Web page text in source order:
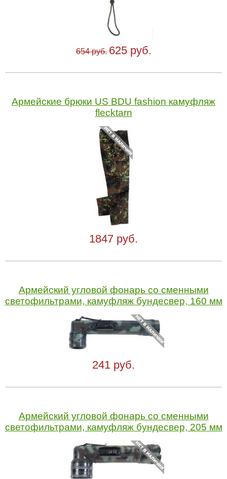
654 руб. 625 руб.
Армейские брюки US BDU fashion камуфляж
flecktarn
1847 руб.
Армейский угловой фонарь со сменными
светофильтрами, камуфляж бундесвер, 160 мм
241 руб.
Армейский угловой фонарь со сменными
светофильтрами, камуфляж бундесвер, 205 мм